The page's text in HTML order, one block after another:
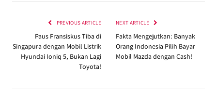
PREVIOUS ARTICLE
Paus Fransiskus Tiba di
Singapura dengan Mobil Listrik
Hyundai Ioniq 5, Bukan Lagi
Toyota!
NEXT ARTICLE
Fakta Mengejutkan: Banyak
Orang Indonesia Pilih Bayar
Mobil Mazda dengan Cash!